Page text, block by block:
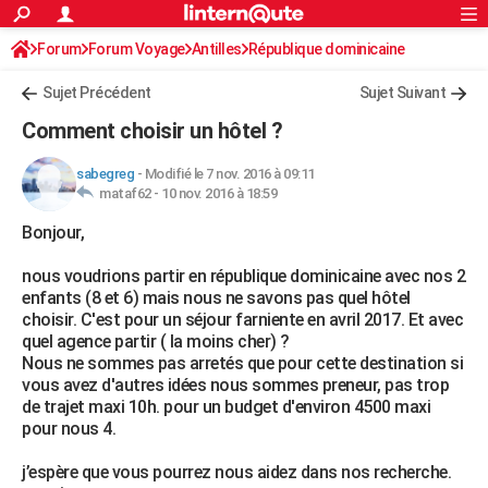
ACTUALITÉS
Politique
Société
Faits Divers
Education
Monde
Villes
+
FINANCE
Retraite
Impôts
Epargne
Immobilier
Risques naturels par ville
Banque
Assurance
Crédit
AUTO
Essais
Réserver un essai
Citadines
Berlines
SUV
Forum auto
+HIGH-TECH
Mobiles
Meilleur smartphone
Internet
Ordinateurs
Jeux vidéo
Guide high-tech
+BRICOLAGE
Forum
Aménagement intérieur
Extérieur
Cuisine
Salle de bains
Jardinage
Rangement
WEEK-END
Guides de France
Week-end nature
LIFESTYLE
Art de vivre
Bien-être
Modes de vie
SANTE
Alimentation
Guide de la santé
Maladies
Médicaments
Sommeil
VOYAGE
Rechercher
S'inscrire
Connexion
Forum Forum Voyage Antilles République dominicaine
Sujet Précédent Sujet Suivant
Comment choisir un hôtel ?
sabegreg - Modifié le 7 nov. 2016 à 09:11
mataf62 - 10 nov. 2016 à 18:59
Bonjour,
nous voudrions partir en république dominicaine avec nos 2
enfants (8 et 6) mais nous ne savons pas quel hôtel
choisir. C'est pour un séjour farniente en avril 2017. Et avec
quel agence partir ( la moins cher) ?
Nous ne sommes pas arretés que pour cette destination si
vous avez d'autres idées nous sommes preneur, pas trop
de trajet maxi 10h. pour un budget d'environ 4500 maxi
pour nous 4.
j’espère que vous pourrez nous aidez dans nos recherche.